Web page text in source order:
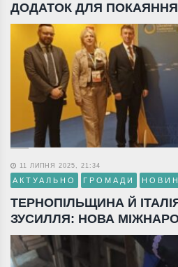
ДОДАТОК ДЛЯ ПОКАЯННЯ
11 ЛИПНЯ 2025, 21:34
АКТУАЛЬНО ГРОМАДИ
ТЕРНОПІЛЬЩИНА Й
ЗУСИЛЛЯ: НОВА